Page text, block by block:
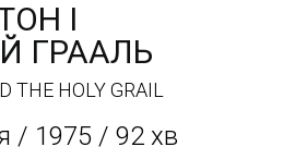
I
ГРААЛЬ
THE HOLY GRAIL
/ 1975 / 92 хв